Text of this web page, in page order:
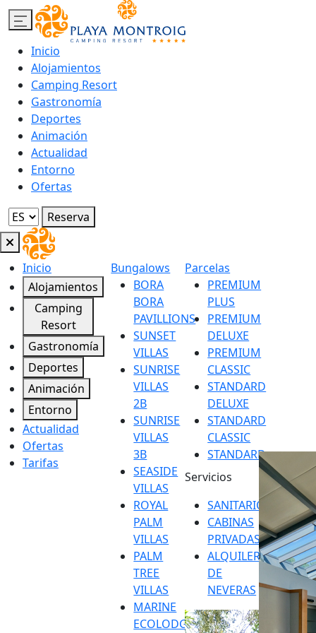
Inicio
Alojamientos
Camping Resort
Gastronomía
Deportes
Animación
Actualidad
Entorno
Ofertas
Reserva
Inicio
Alojamientos
Camping
Resort
Gastronomía
Deportes
Animación
Entorno
Actualidad
Ofertas
Tarifas
Bungalows
BORA
BORA
PAVILLIONS
SUNSET
VILLAS
SUNRISE
VILLAS
2B
SUNRISE
VILLAS
3B
SEASIDE
VILLAS
ROYAL
PALM
VILLAS
PALM
TREE
VILLAS
MARINE
ECOLODGE
Parcelas
PREMIUM
PLUS
PREMIUM
DELUXE
PREMIUM
CLASSIC
STANDARD
DELUXE
STANDARD
CLASSIC
STANDARD
Servicios
SANITARIOS
CABINAS
PRIVADAS
ALQUILER
DE
NEVERAS